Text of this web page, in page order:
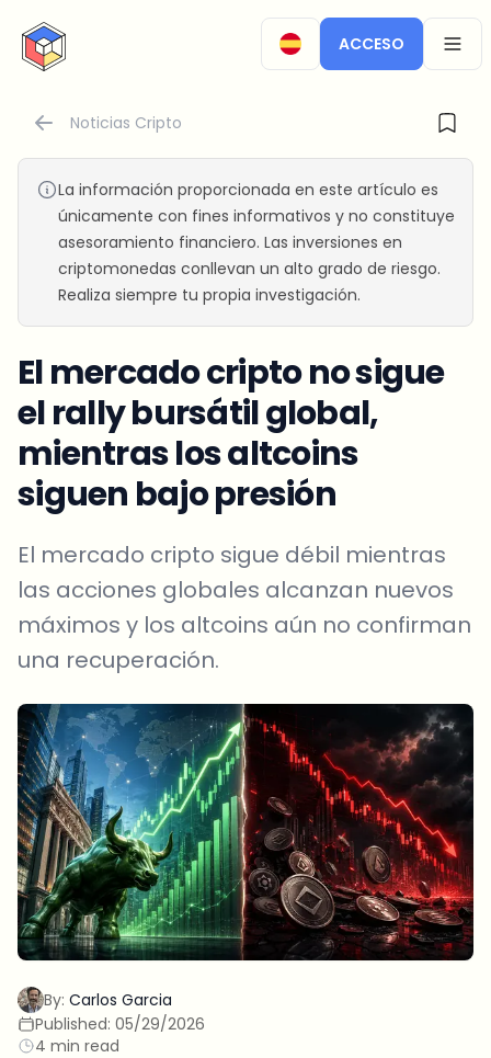
CryptoTicker
ACCESO
Noticias Cripto
La información proporcionada en este artículo es
únicamente con fines informativos y no constituye
asesoramiento financiero. Las inversiones en
criptomonedas conllevan un alto grado de riesgo.
Realiza siempre tu propia investigación.
El mercado cripto no sigue
el rally bursátil global,
mientras los altcoins
siguen bajo presión
El mercado cripto sigue débil mientras
las acciones globales alcanzan nuevos
máximos y los altcoins aún no confirman
una recuperación.
By: Carlos Garcia
Published: 05/29/2026
4 min read